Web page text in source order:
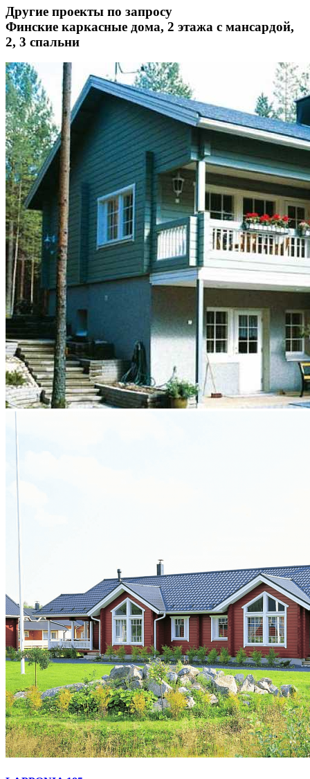
Другие проекты по запросу
Финские каркасные дома, 2 этажа с мансардой,
2, 3 спальни